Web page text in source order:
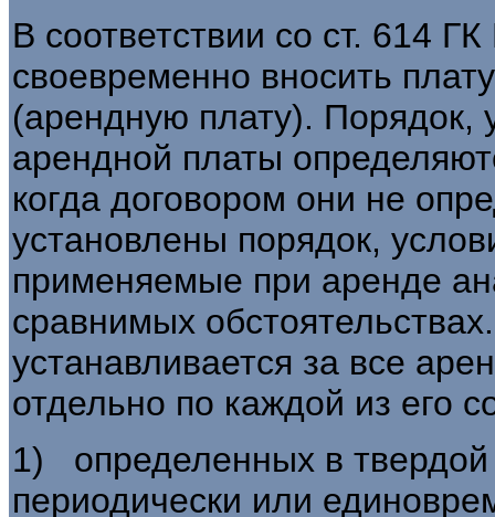
В соответствии со ст. 614
своевременно вносить
(арендную плату). Порядок,
арендной платы
когда договором они не
установлены порядок,
применяемые при аренде
сравнимых
устанавливается за все
отдельно по каждой из его
1) определенных в
периодически или